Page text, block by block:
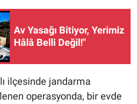
Av Yasağı Bitiyor, Yerimiz
Hâlâ Belli Değil!"
ilçesinde jandarma
operasyonda, bir evde